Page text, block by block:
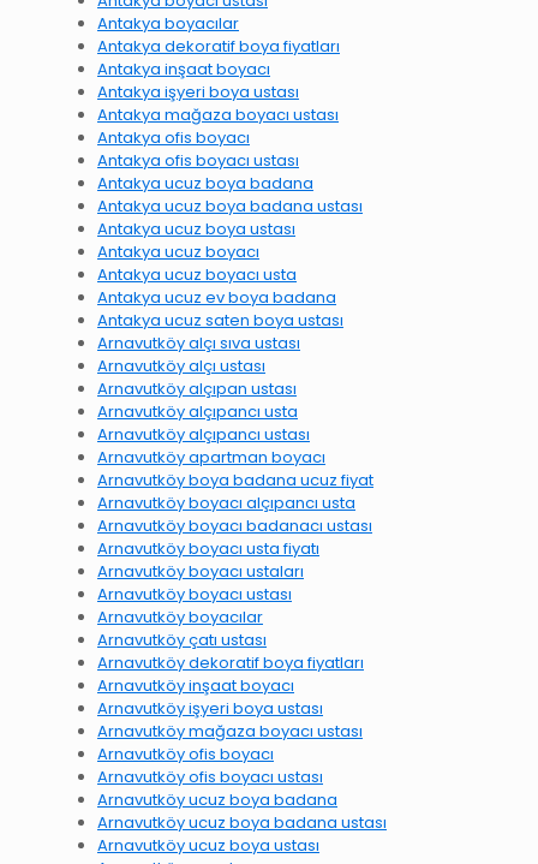
Antakya boyacılar
Antakya dekoratif boya fiyatları
Antakya inşaat boyacı
Antakya işyeri boya ustası
Antakya mağaza boyacı ustası
Antakya ofis boyacı
Antakya ofis boyacı ustası
Antakya ucuz boya badana
Antakya ucuz boya badana ustası
Antakya ucuz boya ustası
Antakya ucuz boyacı
Antakya ucuz boyacı usta
Antakya ucuz ev boya badana
Antakya ucuz saten boya ustası
Arnavutköy alçı sıva ustası
Arnavutköy alçı ustası
Arnavutköy alçıpan ustası
Arnavutköy alçıpancı usta
Arnavutköy alçıpancı ustası
Arnavutköy apartman boyacı
Arnavutköy boya badana ucuz fiyat
Arnavutköy boyacı alçıpancı usta
Arnavutköy boyacı badanacı ustası
Arnavutköy boyacı usta fiyatı
Arnavutköy boyacı ustaları
Arnavutköy boyacı ustası
Arnavutköy boyacılar
Arnavutköy çatı ustası
Arnavutköy dekoratif boya fiyatları
Arnavutköy inşaat boyacı
Arnavutköy işyeri boya ustası
Arnavutköy mağaza boyacı ustası
Arnavutköy ofis boyacı
Arnavutköy ofis boyacı ustası
Arnavutköy ucuz boya badana
Arnavutköy ucuz boya badana ustası
Arnavutköy ucuz boya ustası